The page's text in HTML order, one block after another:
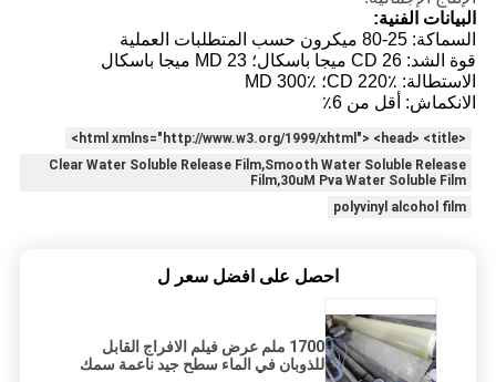
البيانات الفنية:
السماكة: 25-80 ميكرون حسب المتطلبات العملية
قوة الشد: CD 26 ميجا باسكال؛ MD 23 ميجا باسكال
الاستطالة: CD 220٪؛ MD 300٪
الانكماش: أقل من 6٪
<html xmlns="http://www.w3.org/1999/xhtml"> <head> <title>
Clear Water Soluble Release Film,Smooth Water Soluble Release
Film,30uM Pva Water Soluble Film
polyvinyl alcohol film
احصل على افضل سعر ل
1700 ملم عرض فيلم الافراج القابل
للذوبان في الماء سطح جيد ناعمة سمك